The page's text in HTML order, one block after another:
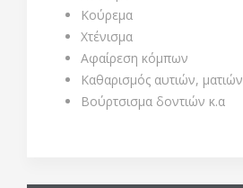
Κούρεμα
Χτένισμα
Αφαίρεση κόμπων
Καθαρισμός αυτιών, ματιών
Βούρτσισμα δοντιών κ.α